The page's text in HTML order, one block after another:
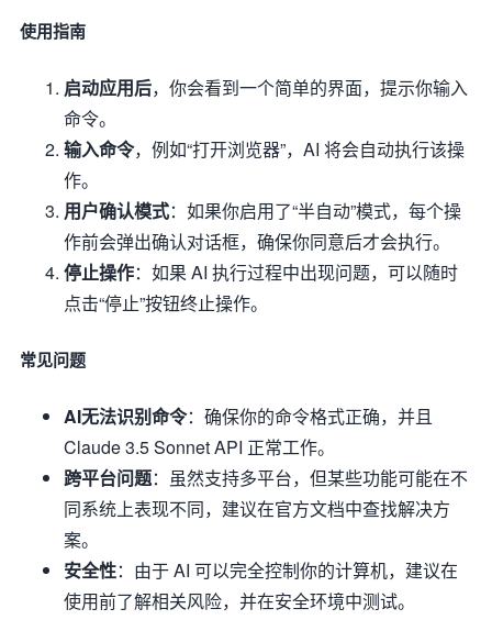
使用指南
启动应用后，你会看到一个简单的界面，提示你输入
命令。
输入命令，例如“打开浏览器”，AI 将会自动执行该操
作。
用户确认模式：如果你启用了“半自动”模式，每个操
作前会弹出确认对话框，确保你同意后才会执行。
停止操作：如果 AI 执行过程中出现问题，可以随时
点击“停止”按钮终止操作。
常见问题
AI无法识别命令：确保你的命令格式正确，并且
Claude 3.5 Sonnet API 正常工作。
跨平台问题：虽然支持多平台，但某些功能可能在不
同系统上表现不同，建议在官方文档中查找解决方
案。
安全性：由于 AI 可以完全控制你的计算机，建议在
使用前了解相关风险，并在安全环境中测试。